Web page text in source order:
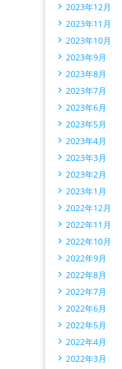
2023年12月
2023年11月
2023年10月
2023年9月
2023年8月
2023年7月
2023年6月
2023年5月
2023年4月
2023年3月
2023年2月
2023年1月
2022年12月
2022年11月
2022年10月
2022年9月
2022年8月
2022年7月
2022年6月
2022年5月
2022年4月
2022年3月